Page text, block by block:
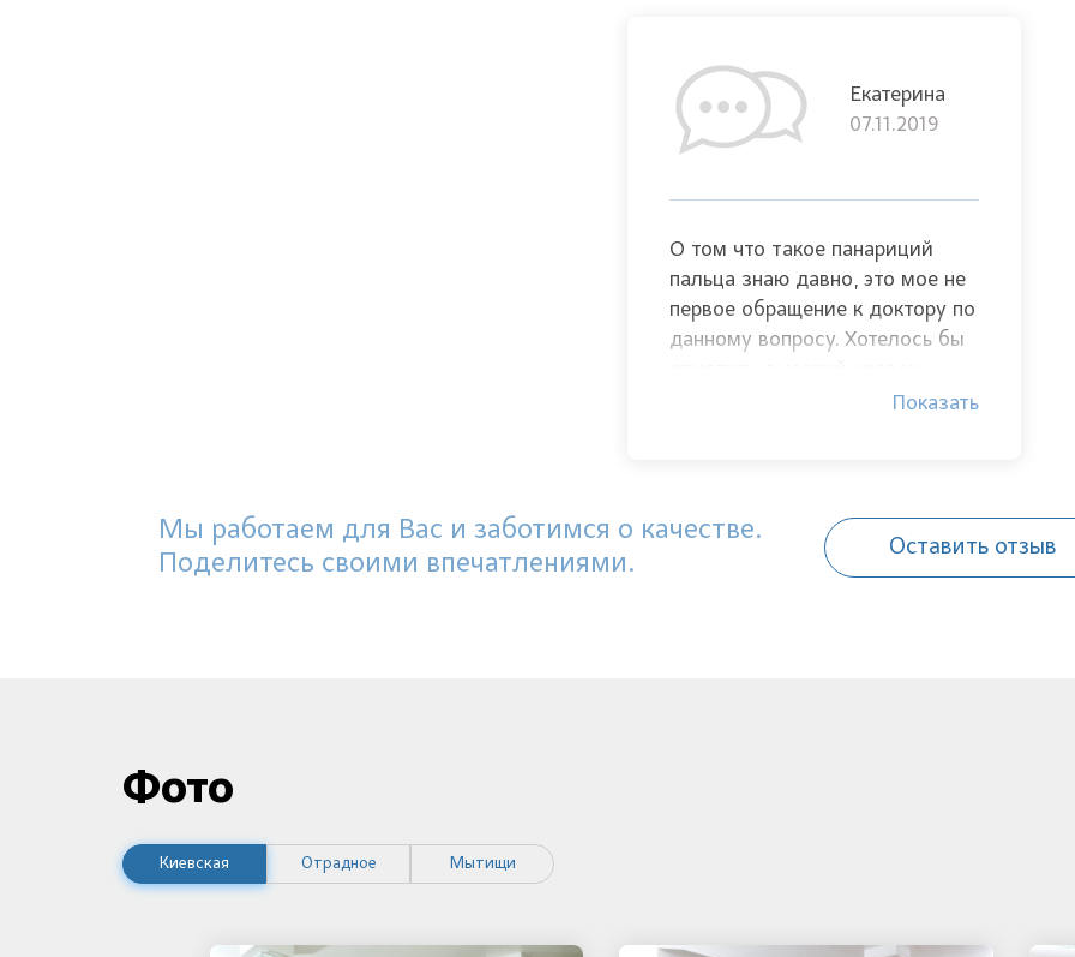
Екатерина
07.11.2019
О том что такое панариций
пальца знаю давно, это мое не
первое обращение к доктору по
данному вопросу. Хотелось бы
профессионализма хирургаПоказать
Мы работаем для Вас и заботимся о качестве.
Поделитесь своими впечатлениями.
Оставить отзыв
Фото
Киевская Отрадное Мытищи